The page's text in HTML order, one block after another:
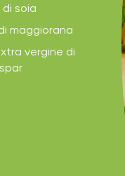
di soia
maggiorana
vergine di